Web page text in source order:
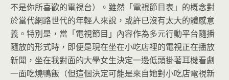
不是你所喜歡的電視台）。雖然「電視節目表」的概念對
於當代網路世代的年輕人來說，或許已沒有太大的體感意
義。特別是，當「電視節目」內容作為多元行動平台隨播
隨放的形式時，即便是現在坐在小吃店裡的電視正在播放
新聞，坐在我對面的大學女生決定一邊低頭掛著耳機看劇
一面吃燒鴨飯（但這個決定可能是來自她對小吃店電視新